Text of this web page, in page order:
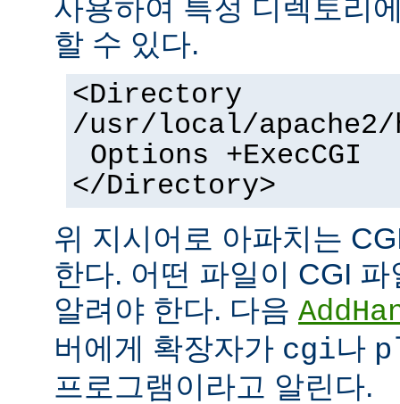
사용하여 특정 디렉토리
할 수 있다.
<Directory
/usr/local/apache2/
Options +ExecCGI
</Directory>
위 지시어로 아파치는
한다. 어떤 파일이 CGI
알려야 한다. 다음
버에게 확장자가 cgi나
프로그램이라고 알린다.